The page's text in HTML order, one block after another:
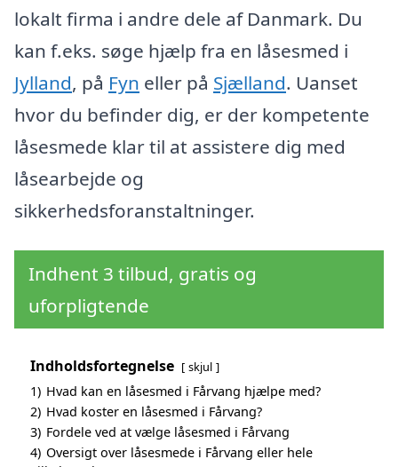
lokalt firma i andre dele af Danmark. Du
kan f.eks. søge hjælp fra en låsesmed i
Jylland, på Fyn eller på Sjælland. Uanset
hvor du befinder dig, er der kompetente
låsesmede klar til at assistere dig med
låsearbejde og
sikkerhedsforanstaltninger.
Indhent 3 tilbud, gratis og
uforpligtende
Indholdsfortegnelse skjul
1) Hvad kan en låsesmed i Fårvang hjælpe med?
2) Hvad koster en låsesmed i Fårvang?
3) Fordele ved at vælge låsesmed i Fårvang
4) Oversigt over låsesmede i Fårvang eller hele